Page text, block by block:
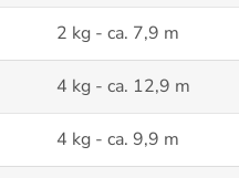
2 kg - ca. 7,9 m
4 kg - ca. 12,9 m
4 kg - ca. 9,9 m